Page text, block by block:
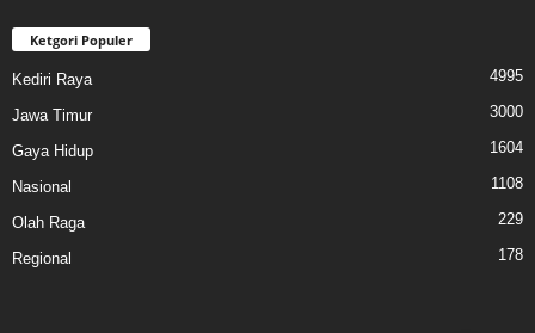
Ketgori Populer
Kediri Raya 4995
Jawa Timur 3000
Gaya Hidup 1604
Nasional 1108
Olah Raga 229
Regional 178